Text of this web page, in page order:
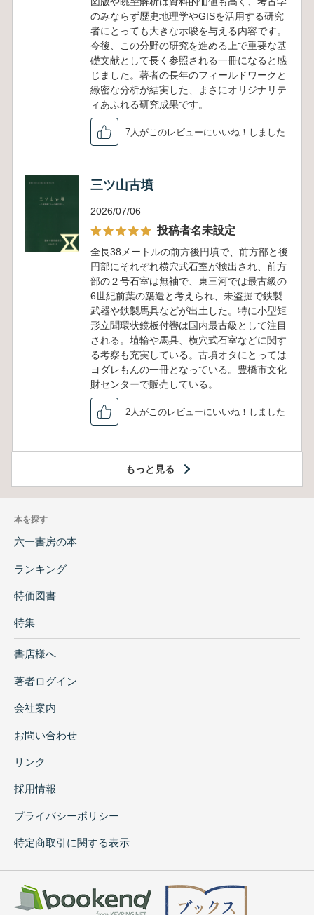
のみならず歴史地理学やGISを活用する研究
者にとっても大きな示唆を与える内容です。
今後、この分野の研究を進める上で重要な基
礎文献として長く参照される一冊になると感
じました。著者の長年のフィールドワークと
緻密な分析が結実した、まさにオリジナリテ
ィあふれる研究成果です。
7人がこのレビューにいいね！しました
三ツ山古墳
2026/07/06
投稿者名未設定
全長38メートルの前方後円墳で、前方部と後
円部にそれぞれ横穴式石室が検出され、前方
部の２号石室は無袖で、東三河では最古級の
6世紀前葉の築造と考えられ、未盗掘で鉄製
武器や鉄製馬具などが出土した。特に小型矩
形立聞環状鏡板付轡は国内最古級として注目
される。埴輪や馬具、横穴式石室などに関す
る考察も充実している。古墳オタにとっては
ヨダレもんの一冊となっている。豊橋市文化
財センターで販売している。
2人がこのレビューにいいね！しました
もっと見る
本を探す
六一書房の本
ランキング
特価図書
特集
書店様へ
著者ログイン
会社案内
お問い合わせ
リンク
採用情報
プライバシーポリシー
特定商取引に関する表示